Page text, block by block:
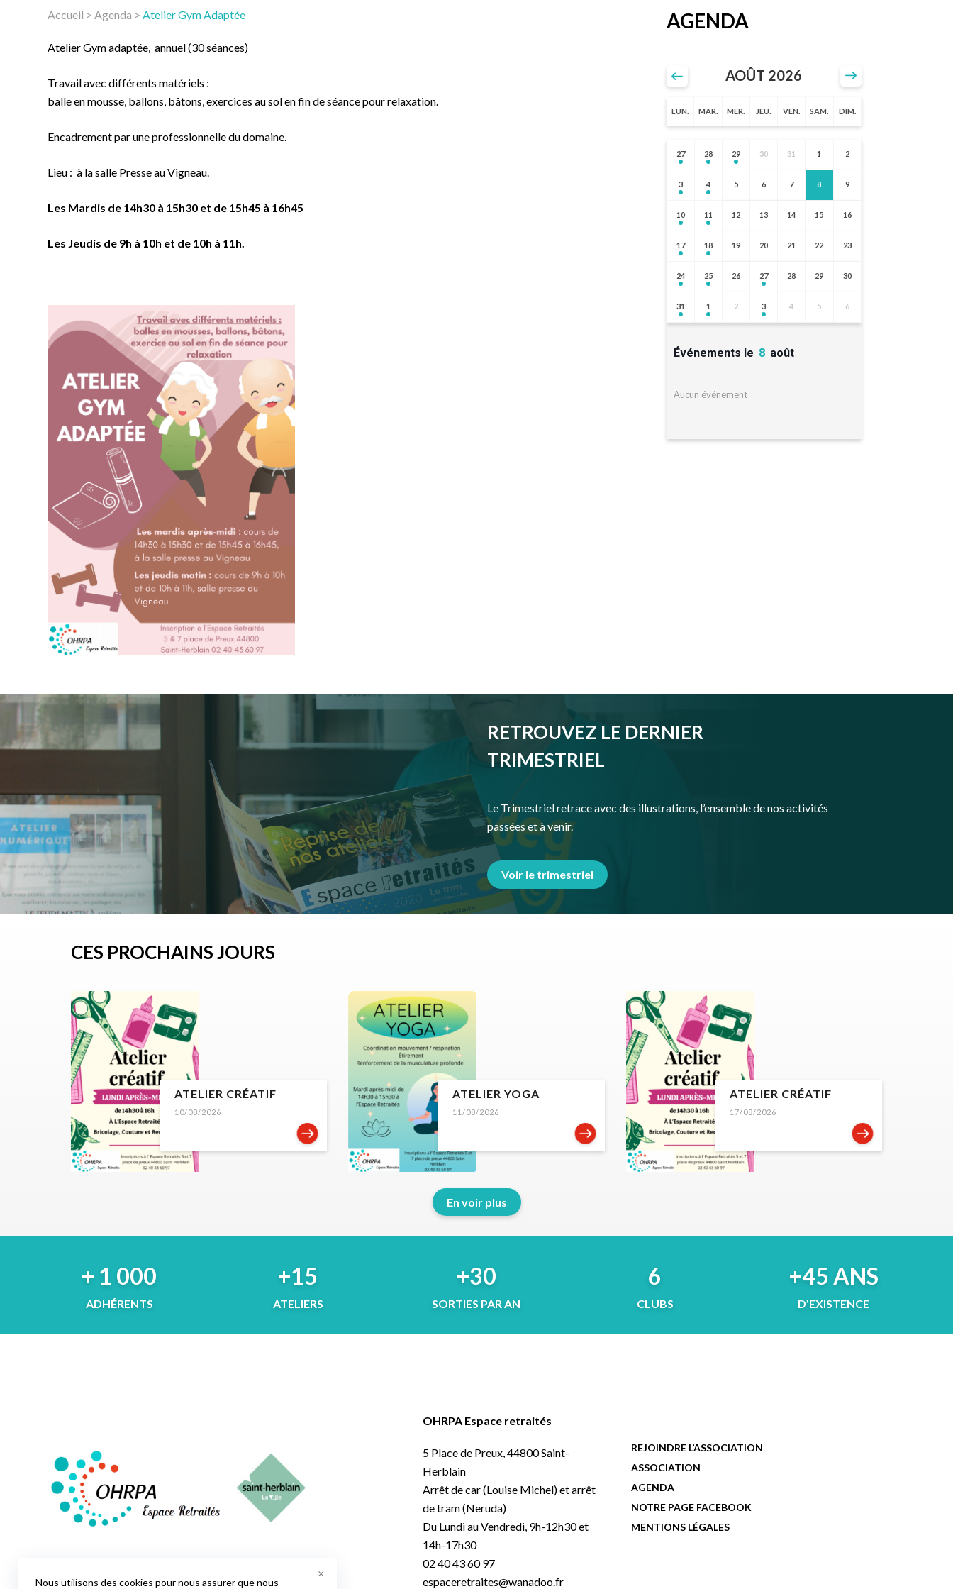
Accueil >Agenda >Atelier Gym Adaptée
Atelier Gym adaptée, annuel (30 séances)
Travail avec différents matériels :
balle en mousse, ballons, bâtons, exercices au sol en fin de séance pour relaxation.
Encadrement par une professionnelle du domaine.
Lieu : à la salle Presse au Vigneau.
Les Mardis de 14h30 à 15h30 et de 15h45 à 16h45
Les Jeudis de 9h à 10h et de 10h à 11h.
AGENDA
AOÛT 2026
LUN. MAR. MER. JEU. VEN. SAM. DIM.
27 28 29 30 31 1 2
3 4 5 6 7 8 9
10 11 12 13 14 15 16
17 18 19 20 21 22 23
24 25 26 27 28 29 30
31 1 2 3 4 5 6
Événements le 8 août
Aucun événement
RETROUVEZ LE DERNIER
TRIMESTRIEL
Le Trimestriel retrace avec des illustrations, l’ensemble de nos activités
passées et à venir.
Voir le trimestriel
CES PROCHAINS JOURS
10/08/2026
ATELIER CRÉATIF
11/08/2026
ATELIER YOGA
17/08/2026
ATELIER CRÉATIF
En voir plus
+ 1 000
ADHÉRENTS
+15
ATELIERS
+30
SORTIES PAR AN
6
CLUBS
+45 ANS
D’EXISTENCE
OHRPA Espace retraités
5 Place de Preux, 44800 Saint-
Herblain
Arrêt de car (Louise Michel) et arrêt
de tram (Neruda)
Du Lundi au Vendredi, 9h-12h30 et
14h-17h30
02 40 43 60 97
espaceretraites@wanadoo.fr
REJOINDRE L’ASSOCIATION
ASSOCIATION
AGENDA
NOTRE PAGE FACEBOOK
MENTIONS LÉGALES
Nous utilisons des cookies pour nous assurer que nous
×